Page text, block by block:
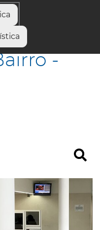
do Bairro - Notícias
-